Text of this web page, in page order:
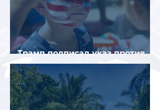
Трамп подписал указ против
«родильного туризма» в США